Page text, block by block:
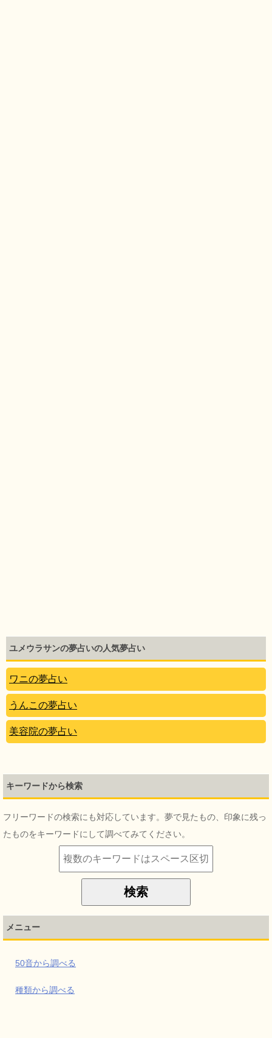
ユメウラサンの夢占いの人気夢占い
ワニの夢占い
うんこの夢占い
美容院の夢占い
キーワードから検索
フリーワードの検索にも対応しています。夢で見たもの、印象に残っ
たものをキーワードにして調べてみてください。
メニュー
50音から調べる
種類から調べる